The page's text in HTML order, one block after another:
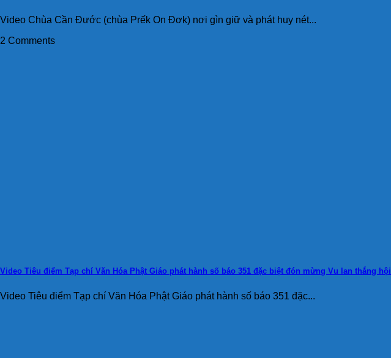
Video Chùa Cần Đước (chùa Prếk On Đơk) nơi gìn giữ và phát huy nét...
2 Comments
Video Tiêu điểm Tạp chí Văn Hóa Phật Giáo phát hành số báo 351 đặc biệt đón mừng Vu lan thắng hội
Video Tiêu điểm Tạp chí Văn Hóa Phật Giáo phát hành số báo 351 đặc...